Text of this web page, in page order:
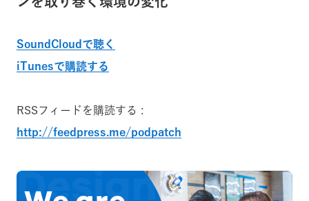
SoundCloudで聴く
iTunesで購読する
RSSフィードを購読する :
http://feedpress.me/podpatch